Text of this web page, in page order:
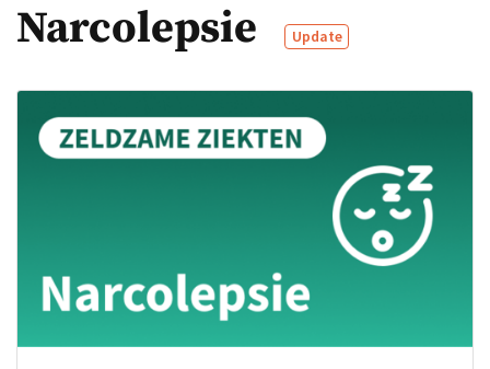
Narcolepsie Update